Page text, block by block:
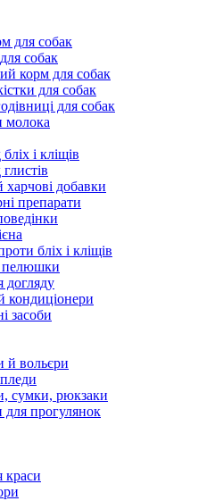
для собак
собак
корм для собак
для собак
для собак
молока
і кліщів
харчові добавки
препарати
бліх і кліщів
пелюшки
догляду
кондиціонери
засоби
й вольєри
сумки, рюкзаки
для прогулянок
краси